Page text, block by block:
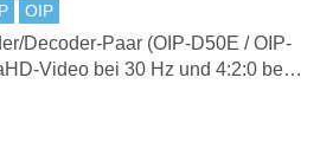
OIP
Decoder-Paar (OIP-D50E / OIP-
Video bei 30 Hz und 4:2:0 bei
4K, das über Standard-1-